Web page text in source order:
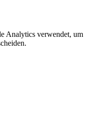
Analytics verwendet, um